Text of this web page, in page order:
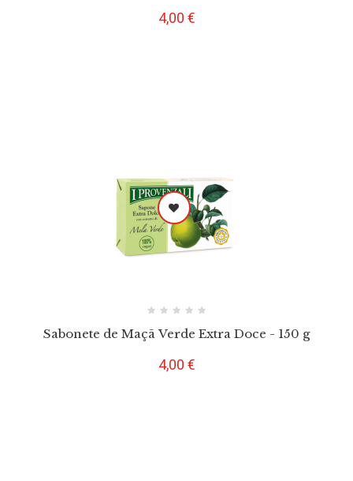
Preço
4,00 €
Sabonete de Maçã Verde Extra Doce - 150 g
Preço
4,00 €